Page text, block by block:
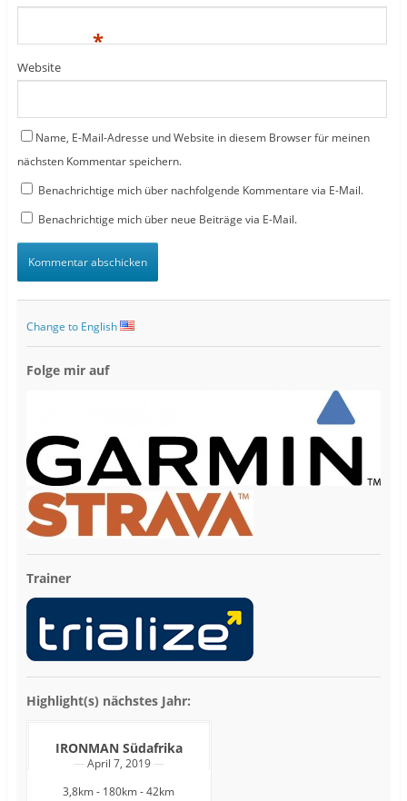
*
Website
Name, E-Mail-Adresse und Website in diesem Browser für meinen
nächsten Kommentar speichern.
Benachrichtige mich über nachfolgende Kommentare via E-Mail.
Benachrichtige mich über neue Beiträge via E-Mail.
Change to English
Folge mir auf
Trainer
Highlight(s) nächstes Jahr:
IRONMAN Südafrika
April 7, 2019
3,8km - 180km - 42km